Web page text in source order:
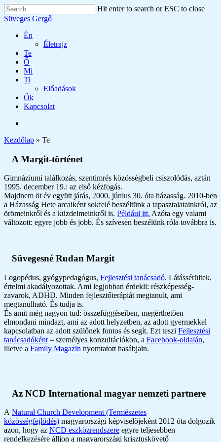
Skip
to
content
Hit enter to search or ESC to close
Close
Süveges Gergő
search
Menu
Én
Életrajz
Te
Ő
Mi
Ti
Előadások
Ők
Kapcsolat
Kezdőlap » Te
A Margit-történet
Gimnáziumi találkozás, szentimrés közösségbeli csiszolódás, aztán
1995. december 19.: az első kézfogás.
Majdnem öt év együtt járás, 2000. június 30. óta házasság. 2010-ben
a Házasság Hete arcaiként sokfelé beszéltünk a tapasztalatainkról, az
örömeinkről és a küzdelmeinkről is. Például itt. Azóta egy valami
változott: egyre jobb és jobb. És szívesen beszélünk róla továbbra is.
Süvegesné Rudan Margit
Logopédus, gyógypedagógus, Fejlesztési tanácsadó. Látássérültek,
értelmi akadályozottak. Ami legjobban érdekli: részképesség-
zavarok, ADHD. Minden fejlesztőterápiát megtanult, ami
megtanulható. És tudja is.
És amit még nagyon tud: összefüggéseiben, megérthetően
elmondani mindazt, ami az adott helyzetben, az adott gyermekkel
kapcsolatban az adott szülőnek fontos és segít. Ezt teszi Fejlesztési
tanácsadóként – személyes konzultációkon, a Facebook-oldalán,
illetve a Family Magazin nyomtatott hasábjain.
Az NCD International magyar nemzeti partnere
A Natural Church Development (Természetes
közösségfejlődés) magyarországi képviselőjeként 2012 óta dolgozik
azon, hogy az NCD eszközrendszere egyre teljesebben
rendelkezésére álljon a magyarországi krisztuskövető